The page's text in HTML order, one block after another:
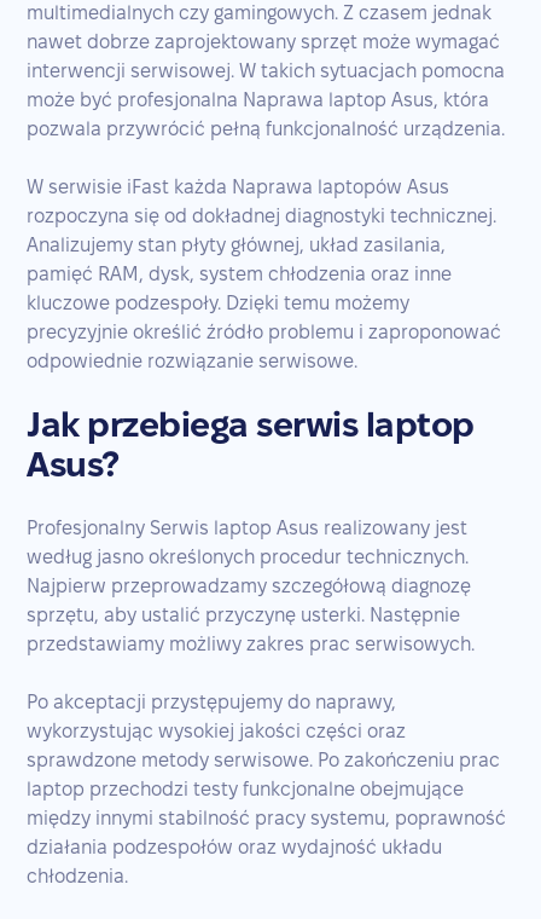
multimedialnych czy gamingowych. Z czasem jednak
nawet dobrze zaprojektowany sprzęt może wymagać
interwencji serwisowej. W takich sytuacjach pomocna
może być profesjonalna Naprawa laptop Asus, która
pozwala przywrócić pełną funkcjonalność urządzenia.
W serwisie iFast każda Naprawa laptopów Asus
rozpoczyna się od dokładnej diagnostyki technicznej.
Analizujemy stan płyty głównej, układ zasilania,
pamięć RAM, dysk, system chłodzenia oraz inne
kluczowe podzespoły. Dzięki temu możemy
precyzyjnie określić źródło problemu i zaproponować
odpowiednie rozwiązanie serwisowe.
Jak przebiega serwis laptop
Asus?
Profesjonalny Serwis laptop Asus realizowany jest
według jasno określonych procedur technicznych.
Najpierw przeprowadzamy szczegółową diagnozę
sprzętu, aby ustalić przyczynę usterki. Następnie
przedstawiamy możliwy zakres prac serwisowych.
Po akceptacji przystępujemy do naprawy,
wykorzystując wysokiej jakości części oraz
sprawdzone metody serwisowe. Po zakończeniu prac
laptop przechodzi testy funkcjonalne obejmujące
między innymi stabilność pracy systemu, poprawność
działania podzespołów oraz wydajność układu
chłodzenia.